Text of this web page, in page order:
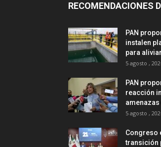
RECOMENDACIONES
PAN
instalen
para
5 agosto ,
PAN
reacción
amenazas
5 agosto ,
Congreso
transición